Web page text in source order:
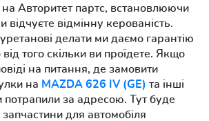
на Авторитет партс, встановлюючи
відчуєте відмінну керованість.
делати ми даємо гарантію
того скільки ви проїдете. Якщо
на питання, де замовити
на MAZDA 626 IV (GE) та інші
потрапили за адресою. Тут буде
запчастини для автомобіля